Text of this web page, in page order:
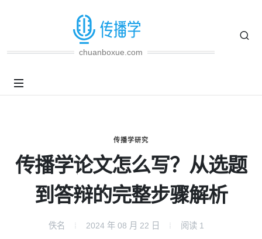
chuanboxue.com
传播学研究
传播学论文怎么写？从选题
到答辩的完整步骤解析
佚名 2024 年 08 月 22 日 阅读 1